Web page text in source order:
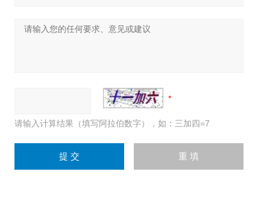
请输入计算结果（填写阿拉伯数字），如：三加四=7